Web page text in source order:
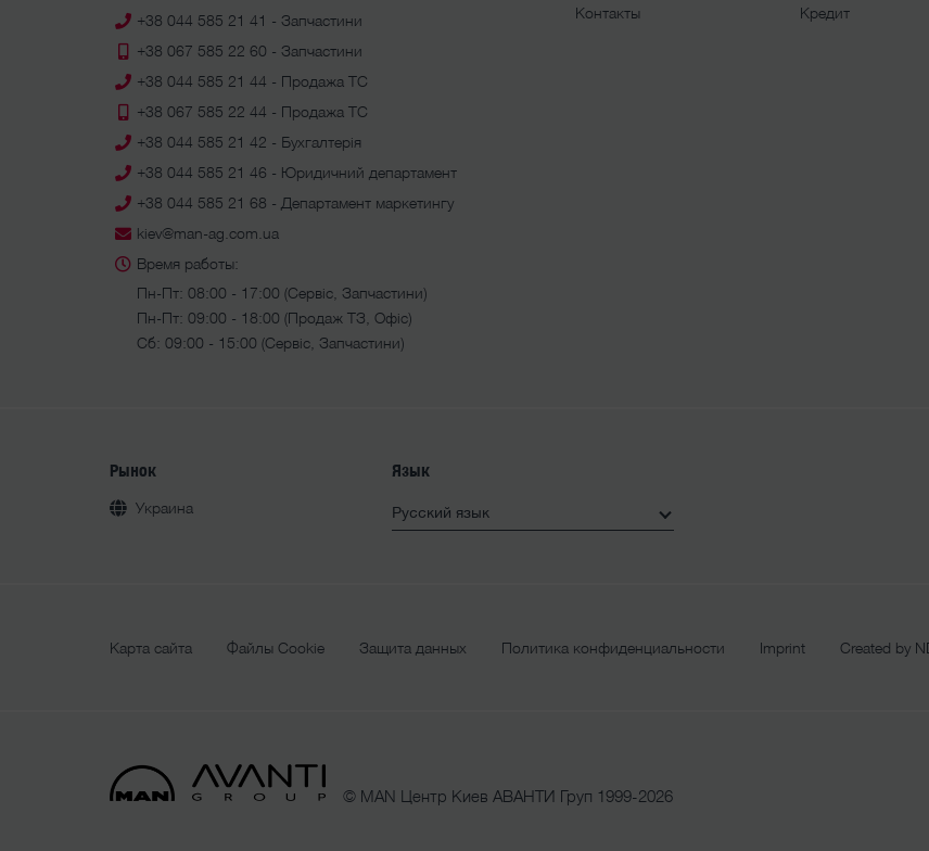
+38 044 585 21 41 - Запчастини
+38 067 585 22 60 - Запчастини
+38 044 585 21 44 - Продажа ТС
+38 067 585 22 44 - Продажа ТС
+38 044 585 21 42 - Бухгалтерія
+38 044 585 21 46 - Юридичний департамент
+38 044 585 21 68 - Департамент маркетингу
kiev@man-ag.com.ua
Время работы:
Пн-Пт: 08:00 - 17:00 (Сервіс, Запчастини)
Пн-Пт: 09:00 - 18:00 (Продаж ТЗ, Офіс)
Сб: 09:00 - 15:00 (Сервіс, Запчастини)
Контакты
Кредит
Рынок
Украина
Язык
Карта сайта Файлы Cookie Защита данных Политика конфиденциальности Imprint Created by
© MAN Центр Киев АВАНТИ Груп 1999-2026